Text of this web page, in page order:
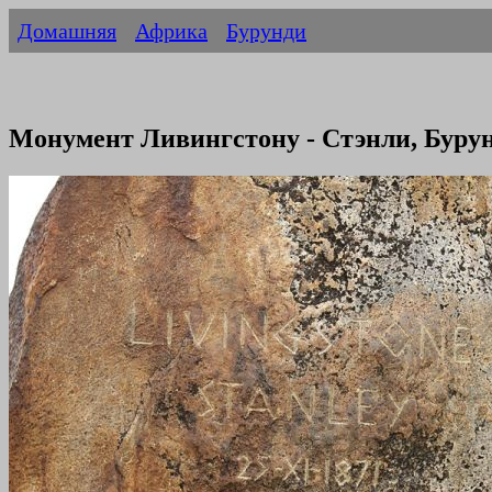
Домашняя Африка Бурунди
Монумент Ливингстону - Стэнли,